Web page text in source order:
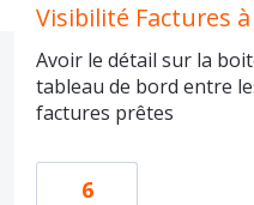
Visibilité Factures
Avoir le détail sur la
tableau de bord entre
factures prêtes
6